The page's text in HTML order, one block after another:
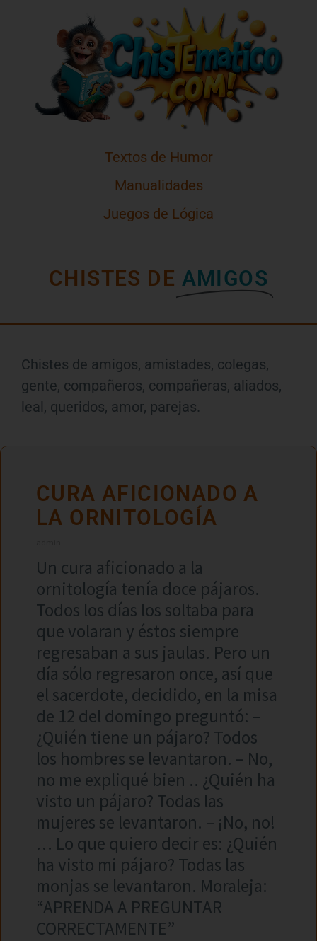
Textos de Humor
Manualidades
Juegos de Lógica
CHISTES DE AMIGOS
Chistes de amigos, amistades, colegas,
gente, compañeros, compañeras, aliados,
leal, queridos, amor, parejas.
CURA AFICIONADO A
LA ORNITOLOGÍA
Un cura aficionado a la
ornitología tenía doce pájaros.
Todos los días los soltaba para
que volaran y éstos siempre
regresaban a sus jaulas. Pero un
día sólo regresaron once, así que
el sacerdote, decidido, en la misa
de 12 del domingo preguntó: –
¿Quién tiene un pájaro? Todos
los hombres se levantaron. – No,
no me expliqué bien .. ¿Quién ha
visto un pájaro? Todas las
mujeres se levantaron. – ¡No, no!
… Lo que quiero decir es: ¿Quién
ha visto mi pájaro? Todas las
monjas se levantaron. Moraleja:
“APRENDA A PREGUNTAR
CORRECTAMENTE”